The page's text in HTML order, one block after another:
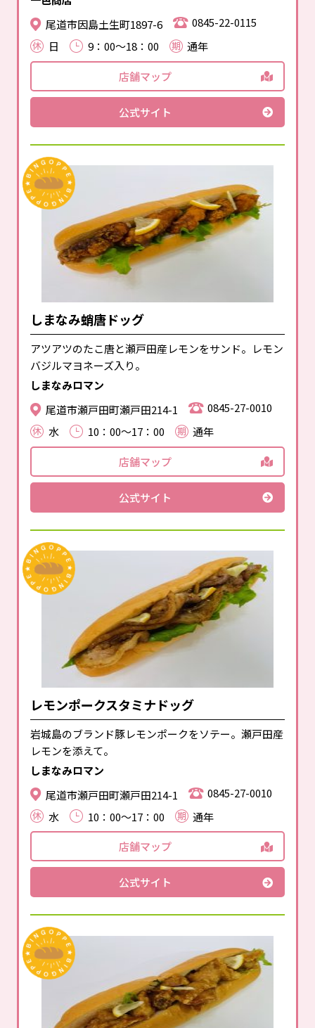
尾道市因島土生町1897-6
0845-22-0115
日
9：00～18：00 通年
店舗マップ
公式サイト
しまなみ蛸唐ドッグ
アツアツのたこ唐と瀬戸田産レモンをサンド。レモン
バジルマヨネーズ入り。
しまなみロマン
尾道市瀬戸田町瀬戸田214-1
0845-27-0010
水
10：00～17：00 通年
店舗マップ
公式サイト
レモンポークスタミナドッグ
岩城島のブランド豚レモンポークをソテー。瀬戸田産
レモンを添えて。
しまなみロマン
尾道市瀬戸田町瀬戸田214-1
0845-27-0010
水
10：00～17：00 通年
店舗マップ
公式サイト